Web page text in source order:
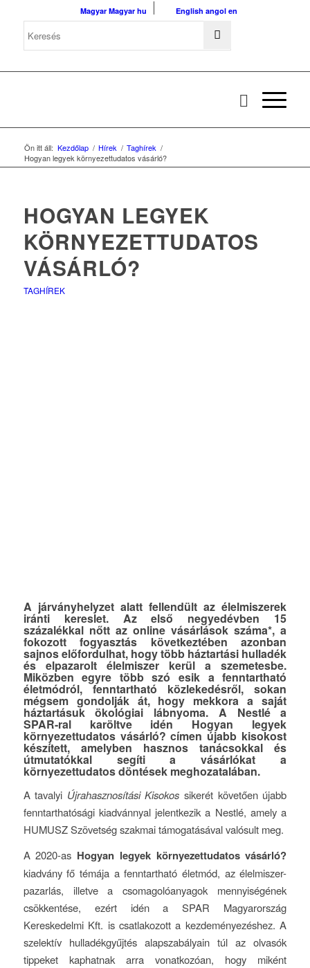
Magyar Magyar hu English angol en
Ön itt áll: Kezdőlap / Hírek / Taghírek /
Hogyan legyek környezettudatos vásárló?
HOGYAN LEGYEK
KÖRNYEZETTUDATOS
VÁSÁRLÓ?
TAGHÍREK
A járványhelyzet alatt fellendült az élelmiszerek
iránti kereslet. Az első negyedévben 15
százalékkal nőtt az online vásárlások száma*, a
fokozott fogyasztás következtében azonban
sajnos előfordulhat, hogy több háztartási hulladék
és elpazarolt élelmiszer kerül a szemetesbe.
Miközben egyre több szó esik a fenntartható
életmódról, fenntartható közlekedésről, sokan
mégsem gondolják át, hogy mekkora a saját
háztartásuk ökológiai lábnyoma. A Nestlé a
SPAR-ral karöltve idén Hogyan legyek
környezettudatos vásárló? címen újabb kisokost
készített, amelyben hasznos tanácsokkal és
útmutatókkal segíti a vásárlókat a
környezettudatos döntések meghozatalában.
A tavalyi Újrahasznosítási Kisokossikerét követően újabb
fenntarthatósági kiadvánnyal jelentkezik a Nestlé, amely a
HUMUSZ Szövetség szakmai támogatásával valósult meg.
A 2020-as Hogyan legyek környezettudatos vásárló?
kiadvány fő témája a fenntartható életmód, az élelmiszer-
pazarlás, illetve a csomagolóanyagok mennyiségének
csökkentése, ezért idén a SPAR Magyarország
Kereskedelmi Kft. is csatlakozott a kezdeményezéshez. A
szelektív hulladékgyűjtés alapszabályain túl az olvasók
tippeket kaphatnak arra vonatkozóan, hogy miként